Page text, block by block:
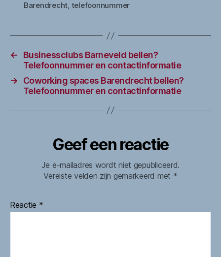
Barendrecht, telefoonnummer
←
Businessclubs Barneveld bellen?
Telefoonnummer en contactinformatie
→
Coworking spaces Barendrecht bellen?
Telefoonnummer en contactinformatie
Geef een reactie
Je e-mailadres wordt niet gepubliceerd.
Vereiste velden zijn gemarkeerd met *
Reactie *